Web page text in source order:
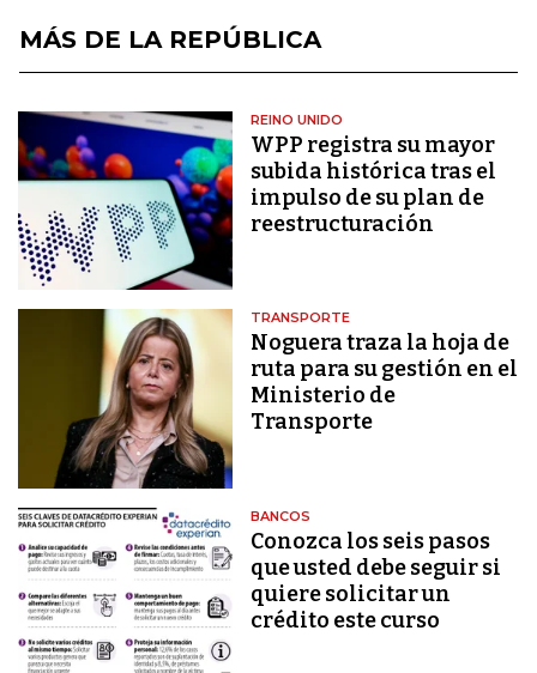
MÁS DE LA REPÚBLICA
REINO UNIDO
WPP registra su mayor
subida histórica tras el
impulso de su plan de
reestructuración
TRANSPORTE
Noguera traza la hoja de
ruta para su gestión en el
Ministerio de
Transporte
BANCOS
Conozca los seis pasos
que usted debe seguir si
quiere solicitar un
crédito este curso